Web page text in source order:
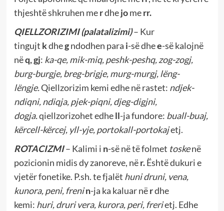
thjeshtë shkruhen merdhejomerr.
QIELLZORIZIMI (palatalizimi)– Kur
tingujt kdhegndodhen para i-sëdhee-së kalojnë
nëq, gj: ka-qe, mik-miq, peshk-peshq, zog-zogj,
burg-burgje, breg-brigje, murg-murgj, lëng-
lëngje.Qiellzorizim kemi edhe në rastet: ndjek-
ndiqni, ndiqja, pjek-piqni, djeg-digjni,
dogja.qiellzorizohet edhell-ja fundore: buall-buaj,
kërcell-kërcej, yll-yje, portokall-portokajetj.
ROTACIZMI– Kalimi i n-së në të folmet toske në
pozicionin midis dy zanoreve, nër.Është dukuri e
vjetër fonetike. P.sh. te fjalët huni druni, vena,
kunora, peni, frenin-ja ka kaluar nërdhe
kemi: huri, druri vera, kurora, peri, frerietj. Edhe